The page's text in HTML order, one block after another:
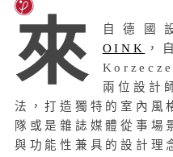
來 自德國
OINK
，
兩位設計
法，打造獨特的室內風
隊或是雜誌媒體從事場
與功能性兼具的設計理